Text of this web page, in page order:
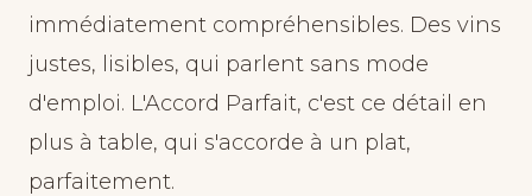
immédiatement compréhensibles. Des vins
justes, lisibles, qui parlent sans mode
d'emploi. L'Accord Parfait, c'est ce détail en
plus à table, qui s'accorde à un plat,
parfaitement.